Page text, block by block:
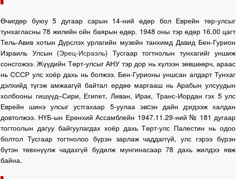
Өчигдөр буюу 5 дугаар сарын 14-ний өдөр бол Еврейн төр-улсыг
тунхагласны 78 жилийн ойн баярын өдөр. 1948 оны тэр өдөр 16.00 цагт
Тель-Авив хотын Дүрслэх урлагийн музейн танхимд Давид Бен-Гурион
Израиль Улсын (Эрец-Исраэль) Тусгаар тогтнолын тунхагийг уншиж
сонсгожээ. Жүүдийн Төрт-улсыг АНУ тэр дор нь хүлээн зөвшөөрч, араас
нь СССР улс хоёр дахь нь болжээ. Бен-Гурионы уншсан алдарт Тунхаг
дэлхийд түгэж амжаагүй байтал ердөө маргааш нь Арабын улсуудын
холбооны гишүүд–Сири, Египет, Ливан, Ирак, Транс-Иордан гэх 5 улс
Еврейн шинэ улсыг устгахаар 5-уулаа эвcэн дайн дэгдээж халдан
довтолжээ. НҮБ-ын Ерөнхий Ассамблейн 1947.11.29-ний № 181 дугаар
тогтоолын дагуу байгуулагдах хоёр дахь Төрт-улс Палестин нь одоо
болтол Тусгаар тогтнолоо бүрэн зарлаж чаддаггүй, улс гэрээ бүрэн
бүтэн төвхнүүлж чадахгүй будилж мунгинасаар 78 дахь жилдээ явж
байна.